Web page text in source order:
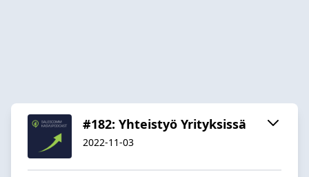
#182: Yhteistyö Yrityksissä
2022-11-03